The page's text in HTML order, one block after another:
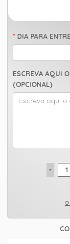
DIA PARA
ESCREVA AQUI
(OPCIONAL)
0